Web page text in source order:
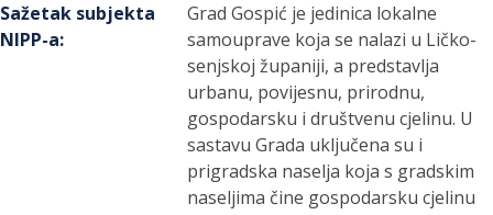
Sažetak subjekta
NIPP-a:
Grad Gospić je jedinica lokalne
samouprave koja se nalazi u Ličko-
senjskoj županiji, a predstavlja
urbanu, povijesnu, prirodnu,
gospodarsku i društvenu cjelinu. U
sastavu Grada uključena su i
prigradska naselja koja s gradskim
naseljima čine gospodarsku cjelinu